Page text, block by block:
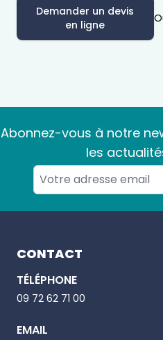
Demander un devis
en ligne
Abonnez-vous à notre
les
CONTACT
TÉLÉPHONE
Email
09 72 62 71 00
EMAIL